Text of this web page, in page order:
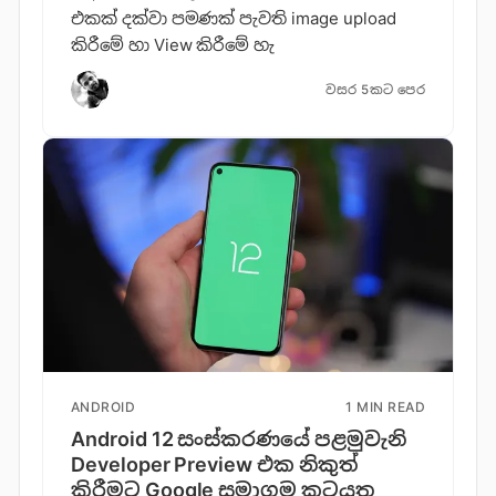
එකක් දක්වා පමණක් පැවති image upload
කිරීමේ හා View කිරීමේ හැ
වසර 5කට පෙර
ANDROID 1 MIN READ
Android 12 සංස්කරණයේ පළමුවැනි
Developer Preview එක නිකුත්
කිරීමට Google සමාගම කටයුතු